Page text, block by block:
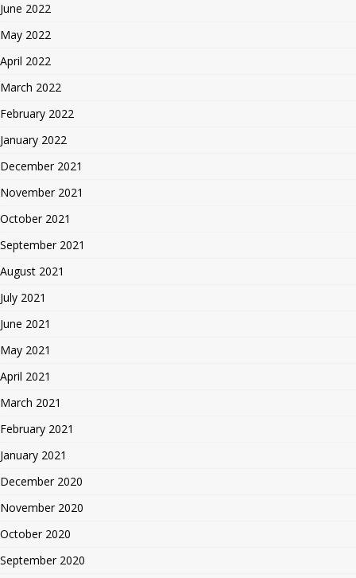
June 2022
May 2022
April 2022
March 2022
February 2022
January 2022
December 2021
November 2021
October 2021
September 2021
August 2021
July 2021
June 2021
May 2021
April 2021
March 2021
February 2021
January 2021
December 2020
November 2020
October 2020
September 2020